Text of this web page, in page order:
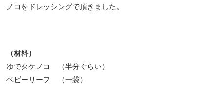
ノコをドレッシングで頂きました。
（材料）
ゆでタケノコ （半分ぐらい）
ベビーリーフ （一袋）